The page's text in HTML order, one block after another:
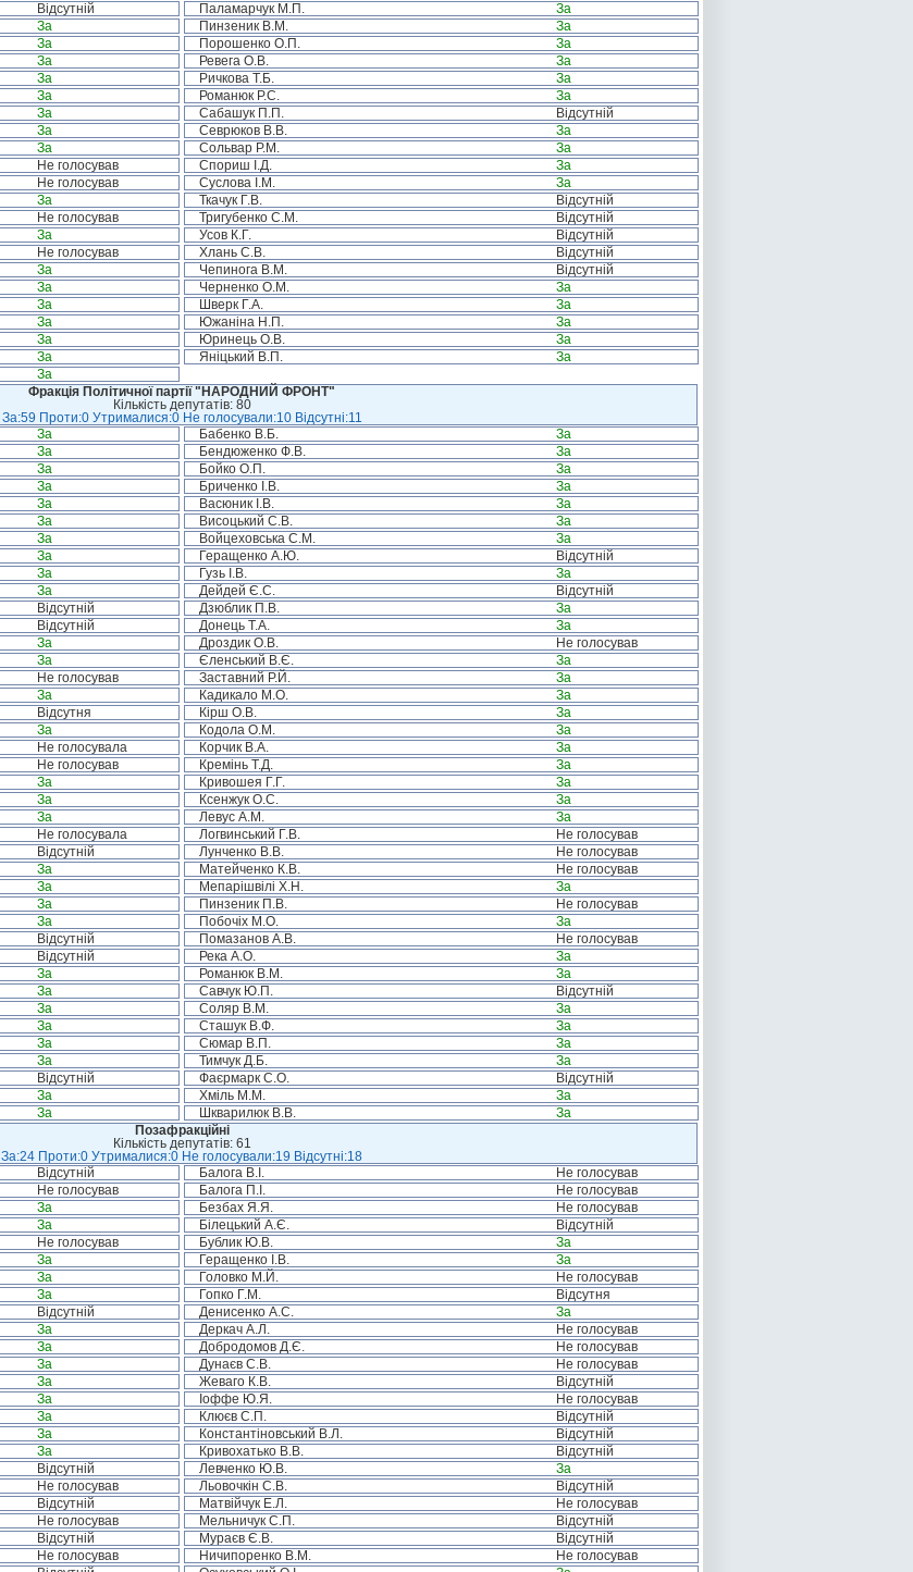
Відсутній Паламарчук М.П.
За
За Пинзеник В.М.
За
За Порошенко О.П.
За
За Ревега О.В.
За
За Ричкова Т.Б.
За
За Романюк Р.С.
За
За Сабашук П.П.
Відсутній
За Севрюков В.В.
За
За Сольвар Р.М.
За
Не голосував Спориш І.Д.
За
Не голосував Суслова І.М.
За
За Ткачук Г.В.
Відсутній
Не голосував Тригубенко С.М.
Відсутній
За Усов К.Г.
Відсутній
Не голосував Хлань С.В.
Відсутній
За Чепинога В.М.
Відсутній
За Черненко О.М.
За
За Шверк Г.А.
За
За Южаніна Н.П.
За
За Юринець О.В.
За
За Яніцький В.П.
За
За
Фракція Політичної партії "НАРОДНИЙ ФРОНТ"
Кількість депутатів: 80
За:59 Проти:0 Утрималися:0 Не голосували:10 Відсутні:11
За Бабенко В.Б.
За
За Бендюженко Ф.В.
За
За Бойко О.П.
За
За Бриченко І.В.
За
За Васюник І.В.
За
За Висоцький С.В.
За
За Войцеховська С.М.
За
За Геращенко А.Ю.
Відсутній
За Гузь І.В.
За
За Дейдей Є.С.
Відсутній
Відсутній Дзюблик П.В.
За
Відсутній Донець Т.А.
За
За Дроздик О.В.
Не голосував
За Єленський В.Є.
За
Не голосував Заставний Р.Й.
За
За Кадикало М.О.
За
Відсутня Кірш О.В.
За
За Кодола О.М.
За
Не голосувала Корчик В.А.
За
Не голосував Кремінь Т.Д.
За
За Кривошея Г.Г.
За
За Ксенжук О.С.
За
За Левус А.М.
За
Не голосувала Логвинський Г.В.
Не голосував
Відсутній Лунченко В.В.
Не голосував
За Матейченко К.В.
Не голосував
За Мепарішвілі Х.Н.
За
За Пинзеник П.В.
Не голосував
За Побочіх М.О.
За
Відсутній Помазанов А.В.
Не голосував
Відсутній Река А.О.
За
За Романюк В.М.
За
За Савчук Ю.П.
Відсутній
За Соляр В.М.
За
За Сташук В.Ф.
За
За Сюмар В.П.
За
За Тимчук Д.Б.
За
Відсутній Фаєрмарк С.О.
Відсутній
За Хміль М.М.
За
За Шкварилюк В.В.
За
Позафракційні
Кількість депутатів: 61
За:24 Проти:0 Утрималися:0 Не голосували:19 Відсутні:18
Відсутній Балога В.І.
Не голосував
Не голосував Балога П.І.
Не голосував
За Безбах Я.Я.
Не голосував
За Білецький А.Є.
Відсутній
Не голосував Бублик Ю.В.
За
За Геращенко І.В.
За
За Головко М.Й.
Не голосував
За Гопко Г.М.
Відсутня
Відсутній Денисенко А.С.
За
За Деркач А.Л.
Не голосував
За Добродомов Д.Є.
Не голосував
За Дунаєв С.В.
Не голосував
За Жеваго К.В.
Відсутній
За Іоффе Ю.Я.
Не голосував
За Клюєв С.П.
Відсутній
За Константіновський В.Л.
Відсутній
За Кривохатько В.В.
Відсутній
Відсутній Левченко Ю.В.
За
Не голосував Льовочкін С.В.
Відсутній
Відсутній Матвійчук Е.Л.
Не голосував
Не голосував Мельничук С.П.
Відсутній
Відсутній Мураєв Є.В.
Відсутній
Не голосував Ничипоренко В.М.
Не голосував